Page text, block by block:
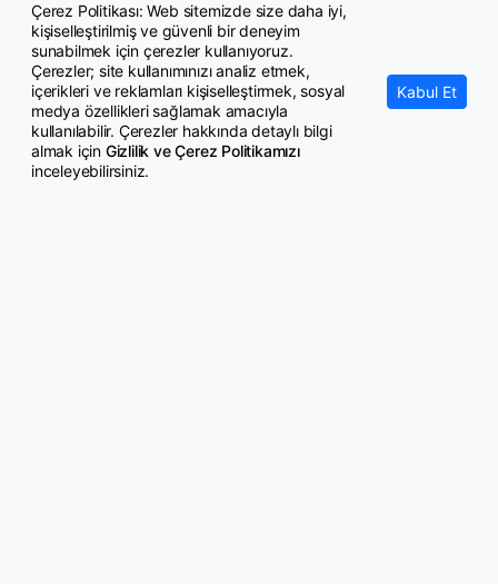
Kahveci: "Memur ve emekliler
enflasyona yenik düştü"
Osman Kaya: Memur maaşları
enflasyona yenildi!
Çerez Politikası: Web sitemizde size daha iyi,
kişiselleştirilmiş ve güvenli bir deneyim
sunabilmek için çerezler kullanıyoruz.
Çerezler; site kullanımınızı analiz etmek,
içerikleri ve reklamları kişiselleştirmek, sosyal
medya özellikleri sağlamak amacıyla
kullanılabilir. Çerezler hakkında detaylı bilgi
almak için Gizlilik ve Çerez Politikamızı
inceleyebilirsiniz.
Kabul Et